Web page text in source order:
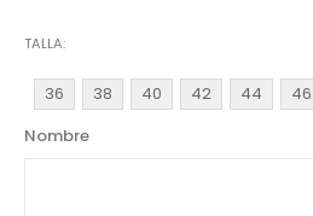
TALLA
36 38 40 42 44 46
Nombre